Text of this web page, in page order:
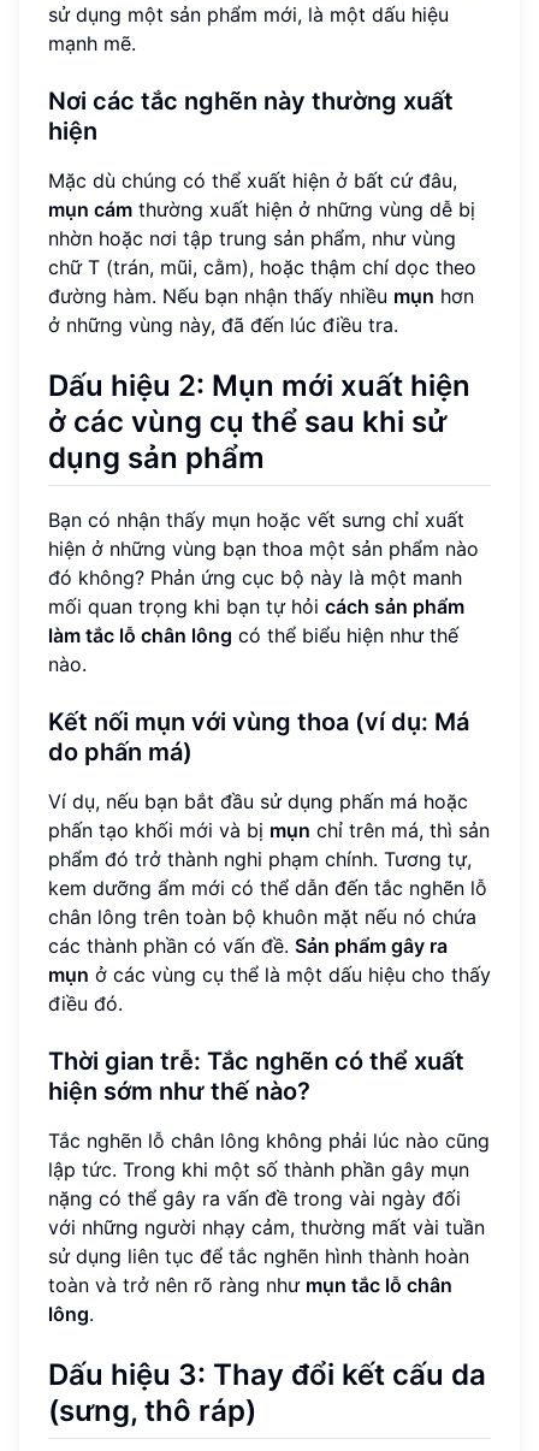
sử dụng một sản phẩm mới, là một dấu hiệu
mạnh mẽ.
Nơi các tắc nghẽn này thường xuất
hiện
Mặc dù chúng có thể xuất hiện ở bất cứ đâu,
mụn cám thường xuất hiện ở những vùng dễ bị
nhờn hoặc nơi tập trung sản phẩm, như vùng
chữ T (trán, mũi, cằm), hoặc thậm chí dọc theo
đường hàm. Nếu bạn nhận thấy nhiều mụn hơn
ở những vùng này, đã đến lúc điều tra.
Dấu hiệu 2: Mụn mới xuất hiện
ở các vùng cụ thể sau khi sử
dụng sản phẩm
Bạn có nhận thấy mụn hoặc vết sưng chỉ xuất
hiện ở những vùng bạn thoa một sản phẩm nào
đó không? Phản ứng cục bộ này là một manh
mối quan trọng khi bạn tự hỏi cách sản phẩm
làm tắc lỗ chân lông có thể biểu hiện như thế
nào.
Kết nối mụn với vùng thoa (ví dụ: Má
do phấn má)
Ví dụ, nếu bạn bắt đầu sử dụng phấn má hoặc
phấn tạo khối mới và bị mụn chỉ trên má, thì sản
phẩm đó trở thành nghi phạm chính. Tương tự,
kem dưỡng ẩm mới có thể dẫn đến tắc nghẽn lỗ
chân lông trên toàn bộ khuôn mặt nếu nó chứa
các thành phần có vấn đề. Sản phẩm gây ra
mụn ở các vùng cụ thể là một dấu hiệu cho thấy
điều đó.
Thời gian trễ: Tắc nghẽn có thể xuất
hiện sớm như thế nào?
Tắc nghẽn lỗ chân lông không phải lúc nào cũng
lập tức. Trong khi một số thành phần gây mụn
nặng có thể gây ra vấn đề trong vài ngày đối
với những người nhạy cảm, thường mất vài tuần
sử dụng liên tục để tắc nghẽn hình thành hoàn
toàn và trở nên rõ ràng như mụn tắc lỗ chân
lông.
Dấu hiệu 3: Thay đổi kết cấu da
(sưng, thô ráp)